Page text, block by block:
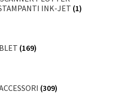
INK-JET (1)
(169)
(309)